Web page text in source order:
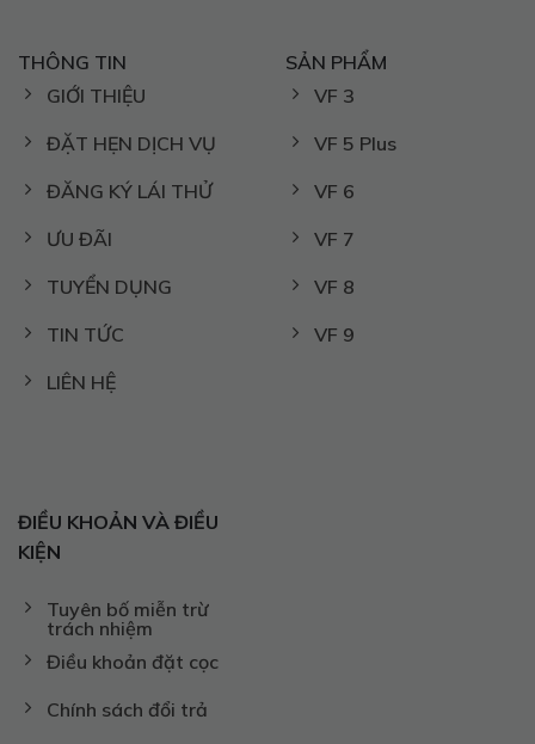
THÔNG TIN
GIỚI THIỆU
ĐẶT HẸN DỊCH VỤ
ĐĂNG KÝ LÁI THỬ
ƯU ĐÃI
TUYỂN DỤNG
TIN TỨC
LIÊN HỆ
SẢN PHẨM
VF 3
VF 5 Plus
VF 6
VF 7
VF 8
VF 9
ĐIỀU KHOẢN VÀ ĐIỀU
KIỆN
Tuyên bố miễn trừ
trách nhiệm
Điều khoản đặt cọc
Chính sách đổi trả